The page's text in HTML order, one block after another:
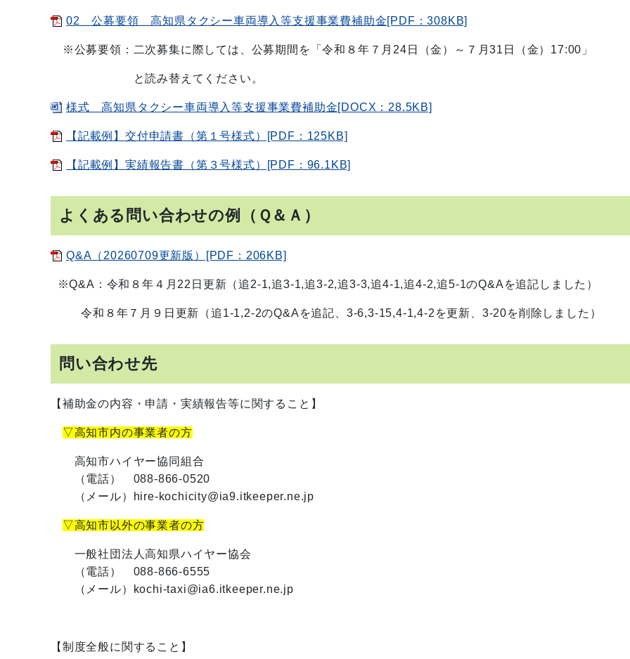
02 公募要領 高知県タクシー車両導入等支援事業費補助金[PDF：308KB]
※公募要領：二次募集に際しては、公募期間を「令和８年７月24日（金）～７月31日（金）17:00」
と読み替えてください。
様式 高知県タクシー車両導入等支援事業費補助金[DOCX：28.5KB]
【記載例】交付申請書（第１号様式）[PDF：125KB]
【記載例】実績報告書（第３号様式）[PDF：96.1KB]
よくある問い合わせの例（Ｑ＆Ａ）
Q&A（20260709更新版）[PDF：206KB]
※Q&A：令和８年４月22日更新（追2-1,追3-1,追3-2,追3-3,追4-1,追4-2,追5-1のQ&Aを追記しました）
令和８年７月９日更新（追1-1,2-2のQ&Aを追記、3-6,3-15,4-1,4-2を更新、3-20を削除しました）
問い合わせ先
【補助金の内容・申請・実績報告等に関すること】
▽高知市内の事業者の方
高知市ハイヤー協同組合
（電話） 088-866-0520
（メール）hire-kochicity@ia9.itkeeper.ne.jp
▽高知市以外の事業者の方
一般社団法人高知県ハイヤー協会
（電話） 088-866-6555
（メール）kochi-taxi@ia6.itkeeper.ne.jp
【制度全般に関すること】